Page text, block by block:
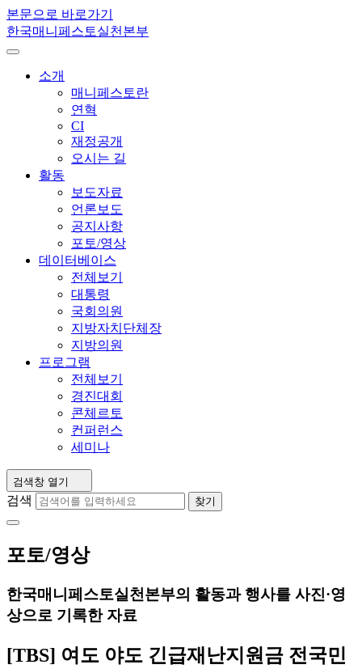
본문으로 바로가기
한국매니페스토실천본부
소개
매니페스토란
연혁
CI
재정공개
오시는 길
활동
보도자료
언론보도
공지사항
포토/영상
데이터베이스
전체보기
대통령
국회의원
지방자치단체장
지방의원
프로그램
전체보기
경진대회
콘체르토
컨퍼런스
세미나
검색창 열기
검색 찾기
포토/영상
한국매니페스토실천본부의 활동과 행사를 사진·영
상으로 기록한 자료
[TBS] 여도 야도 긴급재난지원금 전국민